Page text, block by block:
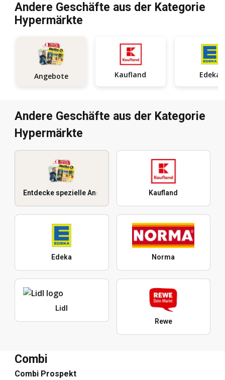
Andere Geschäfte aus der Kategorie
Hypermärkte
Angebote Kaufland Edeka
Andere Geschäfte aus der Kategorie
Hypermärkte
Entdecke spezielle Angebote Kaufland
Edeka Norma
Lidl
Rewe
Combi
Combi Prospekt